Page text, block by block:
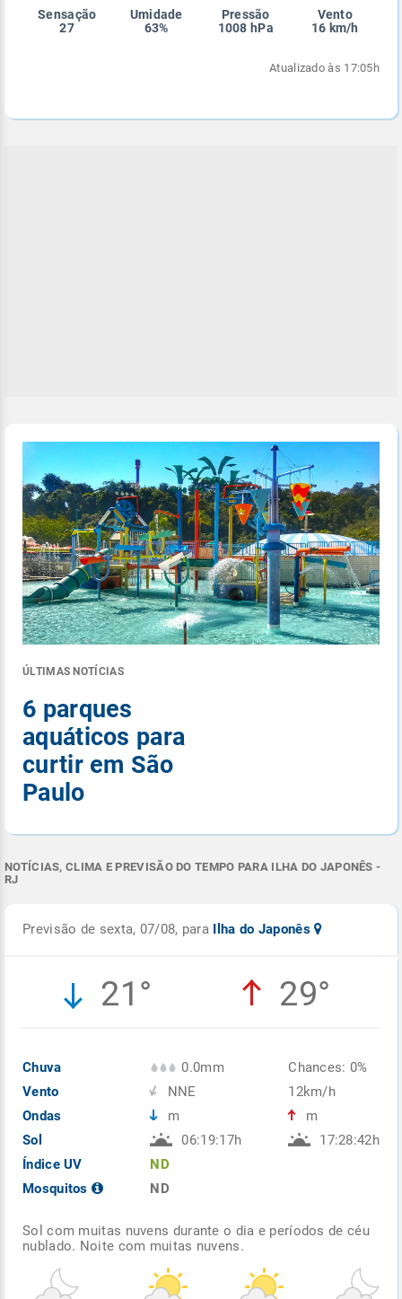
Sensação
27
Umidade
63%
Pressão
1008 hPa
Vento
16 km/h
Atualizado às 17:05h
ÚLTIMAS NOTÍCIAS
6 parques
aquáticos para
curtir em São
Paulo
NOTÍCIAS, CLIMA E PREVISÃO DO TEMPO PARA ILHA DO JAPONÊS -
RJ
Previsão de sexta, 07/08, para Ilha do Japonês
21° 29°
Chuva
Vento
Ondas
Sol
Índice UV
Mosquitos
0.0mm
NNE
m
06:19:17h
ND
ND
Chances: 0%
12km/h
m
17:28:42h
Sol com muitas nuvens durante o dia e períodos de céu
nublado. Noite com muitas nuvens.
Enviar
Enviar
Enviar
Enviar
Enviar